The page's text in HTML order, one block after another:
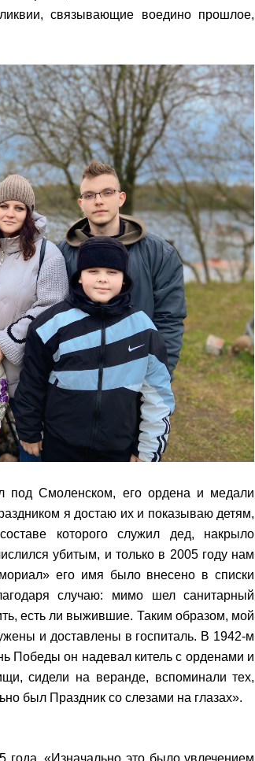
связывающие воедино прошлое,
под Смоленском, его ордена и медали
я достаю их и показываю детям,
которого служил дед, накрыло
убитым, и только в 2005 году нам
его имя было внесено в списки
случаю: мимо шел санитарный
есть ли выжившие. Таким образом, мой
и доставлены в госпиталь. В 1942-м
Победы он надевал китель с орденами и
сидели на веранде, вспоминали тех,
был Праздник со слезами на глазах».